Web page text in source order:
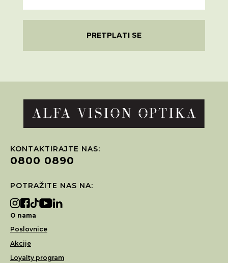
PRETPLATI SE
KONTAKTIRAJTE NAS:
0800 0890
POTRAŽITE NAS NA:
O nama
Poslovnice
Akcije
Loyalty program